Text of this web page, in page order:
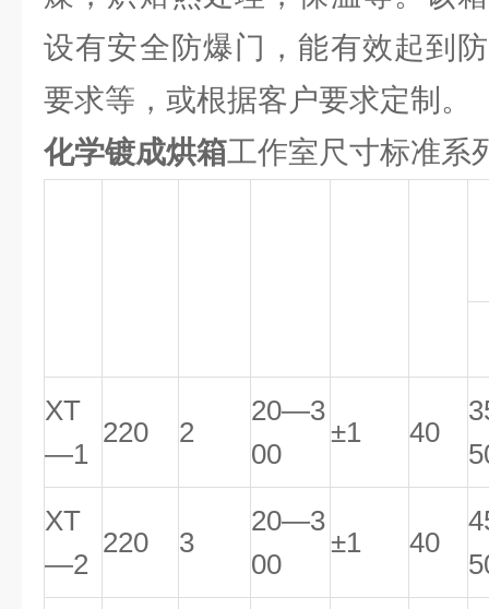
设有安全防爆门，能有效起到
要求等，或根据客户要求定制。
化学镀成烘箱工作室尺寸标准系
XT
—1
220 2
20—3
00
±1 40
XT
—2
220 3
20—3
00
±1 40